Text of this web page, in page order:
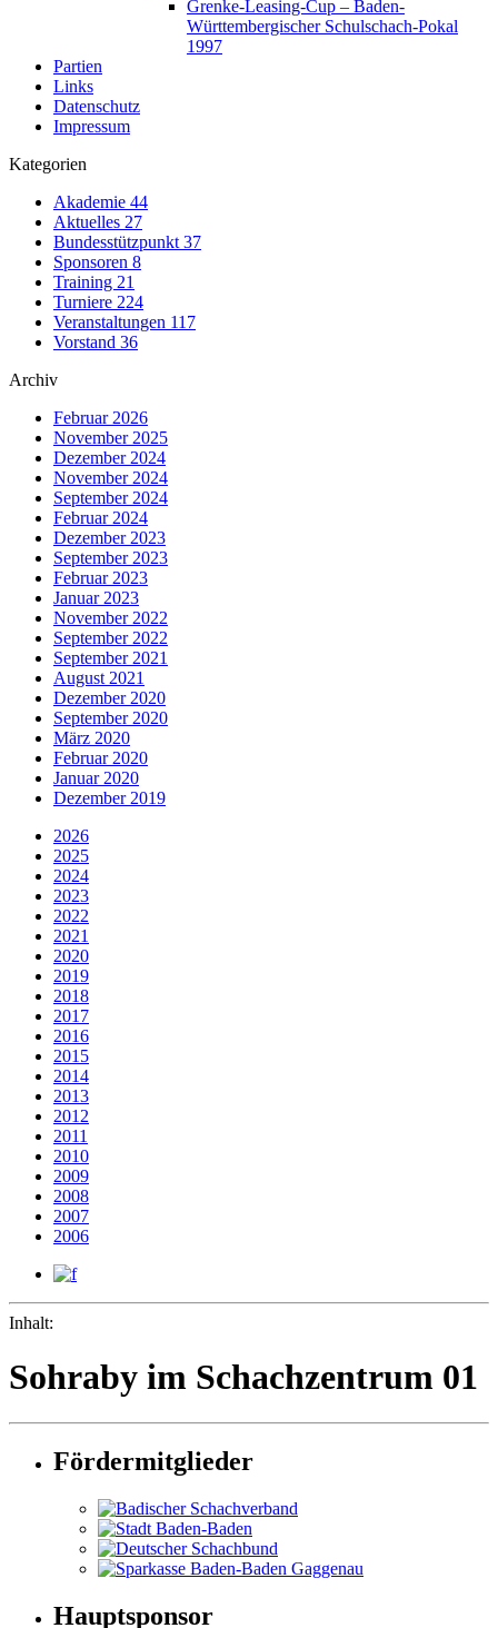
Grenke-Leasing-Cup – Baden-
Württembergischer Schulschach-Pokal
1997
Partien
Links
Datenschutz
Impressum
Kategorien
Akademie 44
Aktuelles 27
Bundesstützpunkt 37
Sponsoren 8
Training 21
Turniere 224
Veranstaltungen 117
Vorstand 36
Archiv
Februar 2026
November 2025
Dezember 2024
November 2024
September 2024
Februar 2024
Dezember 2023
September 2023
Februar 2023
Januar 2023
November 2022
September 2022
September 2021
August 2021
Dezember 2020
September 2020
März 2020
Februar 2020
Januar 2020
Dezember 2019
2026
2025
2024
2023
2022
2021
2020
2019
2018
2017
2016
2015
2014
2013
2012
2011
2010
2009
2008
2007
2006
Inhalt:
Sohraby im Schachzentrum 01
Fördermitglieder
Hauptsponsor